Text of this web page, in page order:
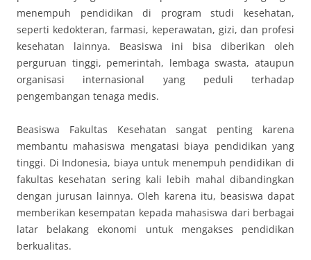
menempuh pendidikan di program studi kesehatan,
seperti kedokteran, farmasi, keperawatan, gizi, dan profesi
kesehatan lainnya. Beasiswa ini bisa diberikan oleh
perguruan tinggi, pemerintah, lembaga swasta, ataupun
organisasi internasional yang peduli terhadap
pengembangan tenaga medis.
Beasiswa Fakultas Kesehatan sangat penting karena
membantu mahasiswa mengatasi biaya pendidikan yang
tinggi. Di Indonesia, biaya untuk menempuh pendidikan di
fakultas kesehatan sering kali lebih mahal dibandingkan
dengan jurusan lainnya. Oleh karena itu, beasiswa dapat
memberikan kesempatan kepada mahasiswa dari berbagai
latar belakang ekonomi untuk mengakses pendidikan
berkualitas.